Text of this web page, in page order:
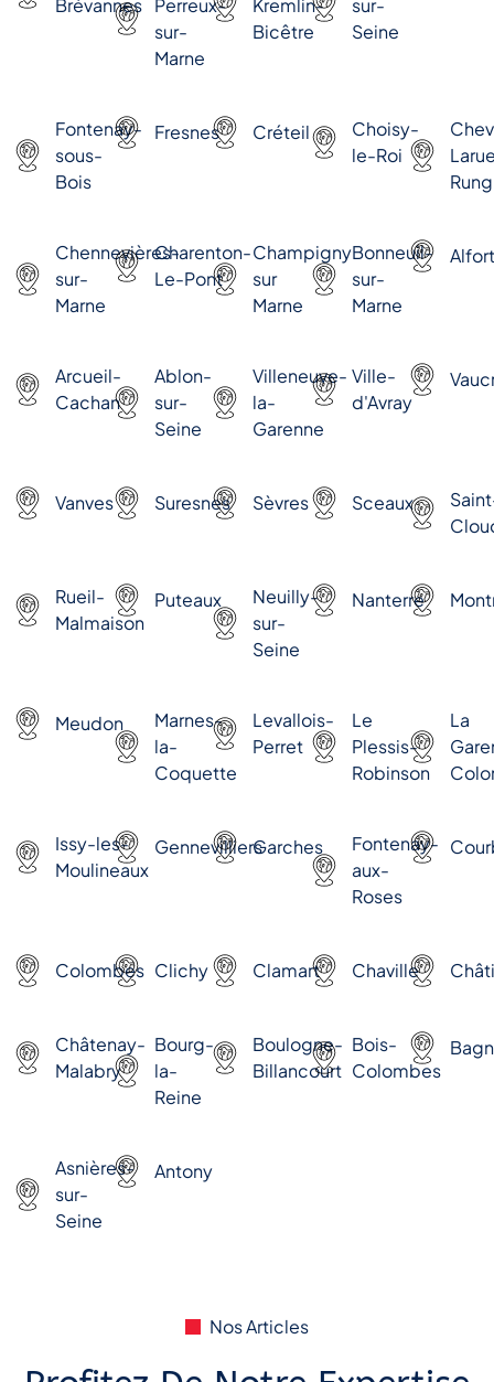
Brévannes Perreux-
sur-
Marne
Kremlin-
Bicêtre
sur-
Seine
Fontenay-
sous-
Bois
Fresnes Créteil
Choisy-
le-Roi
Chennevières-
sur-
Marne
Charenton-
Le-Pont
Champigny
sur
Marne
Bonneuil-
sur-
Marne
Arcueil-
Cachan
Ablon-
sur-
Seine
Villeneuve-
la-
Garenne
Ville-
d'Avray
Vanves Suresnes Sèvres Sceaux
Rueil-
Malmaison
Puteaux
Neuilly-
sur-
Seine
Nanterre
Meudon
Marnes-
la-
Coquette
Levallois-
Perret
Le
Plessis-
Robinson
La
Issy-les-
Moulineaux
GennevilliersGarches
Fontenay-
aux-
Roses
Colombes Clichy Clamart Chaville
Châtenay-
Malabry
Bourg-
la-
Reine
Boulogne-
Billancourt
Bois-
Colombes
Asnières-
sur-
Seine
Antony
Nos Articles